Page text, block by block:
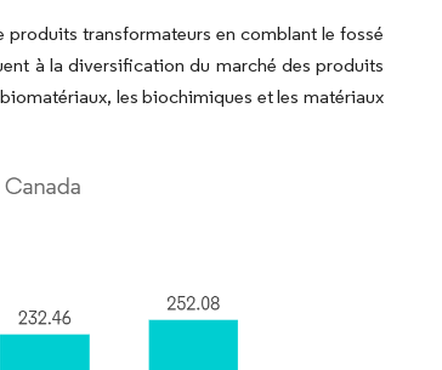
transformateurs en comblant le fossé
à la diversification du marché des produits
les biochimiques et les matériaux